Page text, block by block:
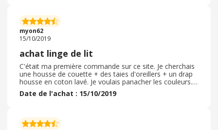
moyens de paiements proposés, et des relais colis
permettant des frais de ports un peu moins chers. En
tout cas une première approche positive.
myon62
15/10/2019
achat linge de lit
C'était ma première commande sur ce site. Je cherchais
une housse de couette + des taies d'oreillers + un drap
housse en coton lavé. Je voulais panacher les couleurs.
Le choix de produits étant large c'est chez ce marchand
que j''ai trouvé mon bonheur . De plus les prix sont plus
souhaitais. Le site est simple d'utilisation et les
Date de l'achat : 15/10/2019